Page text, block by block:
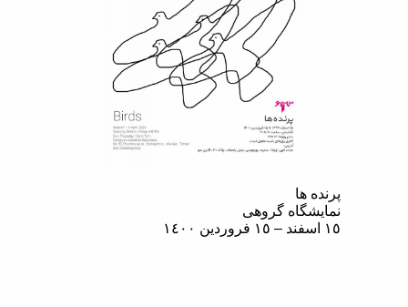
پرنده ها
نمایشگاه گروهی
١٥ اسفند – ١٥ فروردین ١٤٠٠